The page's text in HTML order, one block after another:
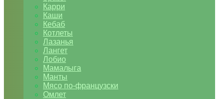
Карри
Каши
Кебаб
Котлеты
Лазанья
Лангет
Лобио
Мамалыга
Манты
Мясо по-французски
Омлет